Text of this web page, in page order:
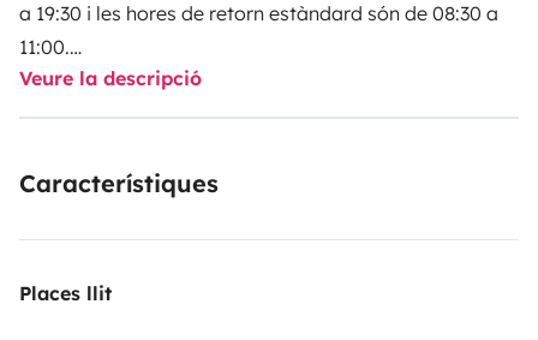
a 19:30 i les hores de retorn estàndard són de 08:30 a
11:00.
Selecciona les teves hores de recollida i de retorn
directament amb el nostre soci Indie Campers.
Indie Campers ofereix un servei de recollida i
l'horari comercial habitual, la recollida i la devolució
Veure la descripció
Característiques
Places llit